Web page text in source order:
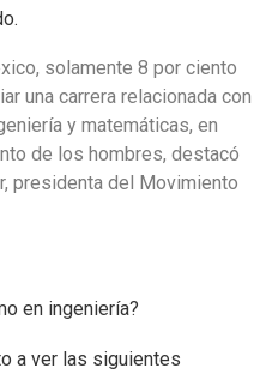
solamente 8 por ciento
una carrera relacionada con
y matemáticas, en
de los hombres, destacó
presidenta del Movimiento
en ingeniería?
a ver las siguientes